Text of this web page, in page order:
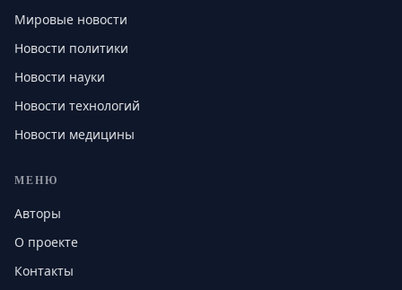
Мировые новости
Новости политики
Новости науки
Новости технологий
Новости медицины
МЕНЮ
Авторы
О проекте
Контакты